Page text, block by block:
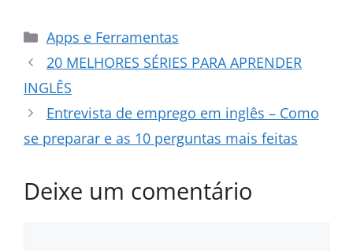
Categorias
Apps e Ferramentas
20 MELHORES SÉRIES PARA APRENDER
INGLÊS
Entrevista de emprego em inglês – Como
se preparar e as 10 perguntas mais feitas
Deixe um comentário